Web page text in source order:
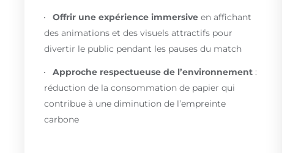
Offrir une expérience immersive en affichant
des animations et des visuels attractifs pour
divertir le public pendant les pauses du match
Approche respectueuse de l’environnement :
réduction de la consommation de papier qui
contribue à une diminution de l’empreinte
carbone